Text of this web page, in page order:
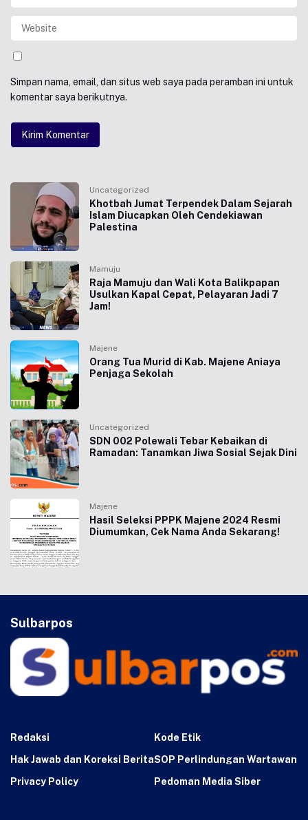
Simpan nama, email, dan situs web saya pada peramban ini untuk
komentar saya berikutnya.
Uncategorized
Khotbah Jumat Terpendek Dalam Sejarah
Islam Diucapkan Oleh Cendekiawan
Palestina
Mamuju
Raja Mamuju dan Wali Kota Balikpapan
Usulkan Kapal Cepat, Pelayaran Jadi 7
Jam!
Majene
Orang Tua Murid di Kab. Majene Aniaya
Penjaga Sekolah
Uncategorized
SDN 002 Polewali Tebar Kebaikan di
Ramadan: Tanamkan Jiwa Sosial Sejak Dini
Majene
Hasil Seleksi PPPK Majene 2024 Resmi
Diumumkan, Cek Nama Anda Sekarang!
Sulbarpos
Redaksi
Kode Etik
Hak Jawab dan Koreksi BeritaSOP Perlindungan Wartawan
Privacy Policy
Pedoman Media Siber